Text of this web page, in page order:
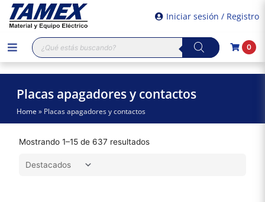
Iniciar sesión / Registro
Búsqueda
de
productos
0
Placas apagadores y contactos
Home » Placas apagadores y contactos
Mostrando 1–15 de 637 resultados